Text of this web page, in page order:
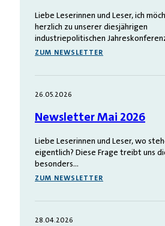
Liebe Leserinnen und Leser, ich
herzlich zu unserer diesjährigen
industriepolitischen
ZUM NEWSLETTER
26.05.2026
Newsletter Mai 2026
Liebe Leserinnen und Leser, wo
eigentlich? Diese Frage treibt uns
besonders…
ZUM NEWSLETTER
28.04.2026